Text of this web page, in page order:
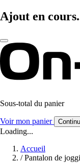
Ajout en
Sous-total du panier
Voir mon panier
Loading...
Accueil
/ Pantalon de